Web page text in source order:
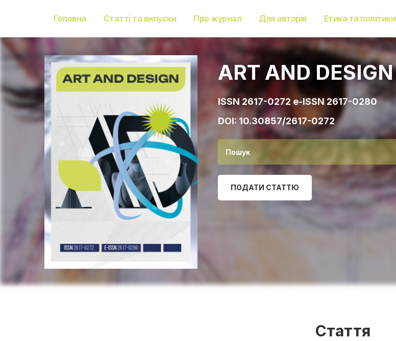
Головна Статті та випуски Про журнал Для авторів Етика та політики
ART AND DESIGN
ISSN 2617-0272 e-ISSN 2617-0280
DOI:10.30857/2617-0272
ПОДАТИ СТАТТЮ
Стаття